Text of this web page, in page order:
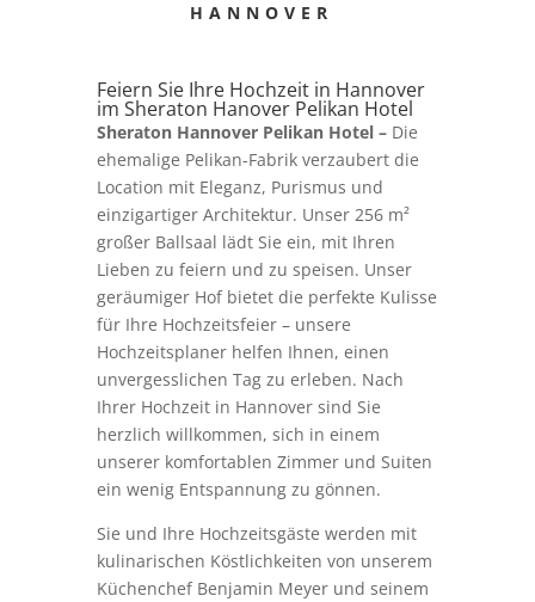
HANNOVER
Feiern Sie Ihre Hochzeit in Hannover
im Sheraton Hanover Pelikan Hotel
Sheraton Hannover Pelikan Hotel – Die
ehemalige Pelikan-Fabrik verzaubert die
Location mit Eleganz, Purismus und
einzigartiger Architektur. Unser 256 m²
großer Ballsaal lädt Sie ein, mit Ihren
Lieben zu feiern und zu speisen. Unser
geräumiger Hof bietet die perfekte Kulisse
für Ihre Hochzeitsfeier – unsere
Hochzeitsplaner helfen Ihnen, einen
unvergesslichen Tag zu erleben. Nach
Ihrer Hochzeit in Hannover sind Sie
herzlich willkommen, sich in einem
unserer komfortablen Zimmer und Suiten
ein wenig Entspannung zu gönnen.
Sie und Ihre Hochzeitsgäste werden mit
kulinarischen Köstlichkeiten von unserem
Küchenchef Benjamin Meyer und seinem